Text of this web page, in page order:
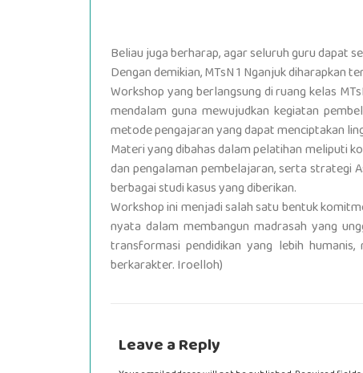
Beliau juga berharap, agar seluruh guru dapat
Dengan demikian, MTsN 1 Nganjuk diharapkan
Workshop yang berlangsung di ruang kelas
mendalam guna mewujudkan kegiatan
metode pengajaran yang dapat menciptakan
Materi yang dibahas dalam pelatihan meliputi
dan pengalaman pembelajaran, serta strategi
berbagai studi kasus yang diberikan.
Workshop ini menjadi salah satu bentuk
nyata dalam membangun madrasah yang
transformasi pendidikan yang lebih
berkarakter. Iroelloh)
Leave a Reply